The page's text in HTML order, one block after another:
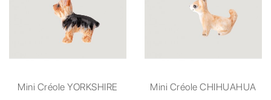
Mini Créole YORKSHIRE Mini Créole CHIHUAHUA